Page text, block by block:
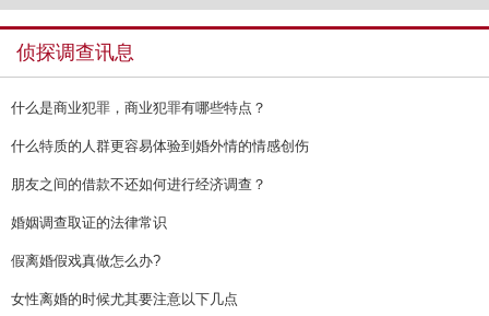
侦探调查讯息
什么是商业犯罪，商业犯罪有哪些特点？
什么特质的人群更容易体验到婚外情的情感创伤
朋友之间的借款不还如何进行经济调查？
婚姻调查取证的法律常识
假离婚假戏真做怎么办?
女性离婚的时候尤其要注意以下几点